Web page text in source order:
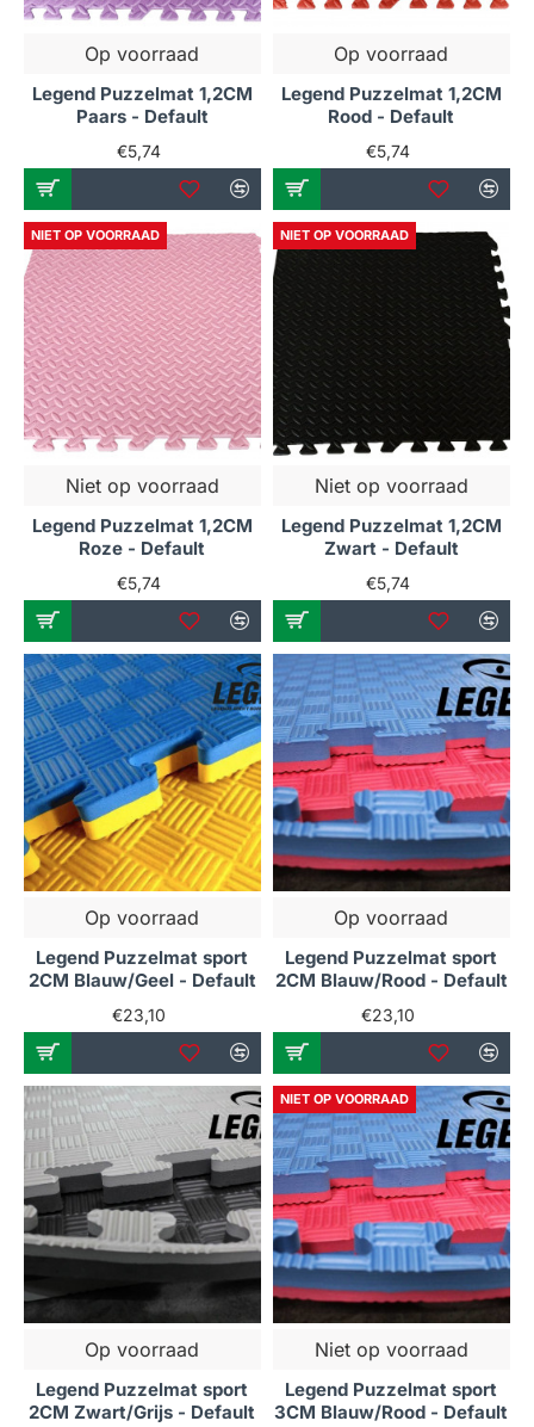
Op voorraad
Legend Puzzelmat 1,2CM
Paars - Default
€5,74
Op voorraad
Legend Puzzelmat 1,2CM
Rood - Default
€5,74
NIET OP VOORRAAD
Niet op voorraad
Legend Puzzelmat 1,2CM
Roze - Default
€5,74
NIET OP VOORRAAD
Niet op voorraad
Legend Puzzelmat 1,2CM
Zwart - Default
€5,74
Op voorraad
Legend Puzzelmat sport
2CM Blauw/Geel - Default
€23,10
Op voorraad
Legend Puzzelmat sport
2CM Blauw/Rood - Default
€23,10
Op voorraad
Legend Puzzelmat sport
2CM Zwart/Grijs - Default
NIET OP VOORRAAD
Niet op voorraad
Legend Puzzelmat sport
3CM Blauw/Rood - Default